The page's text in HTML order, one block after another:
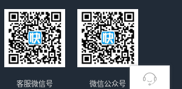
微信公众号
客服微信号